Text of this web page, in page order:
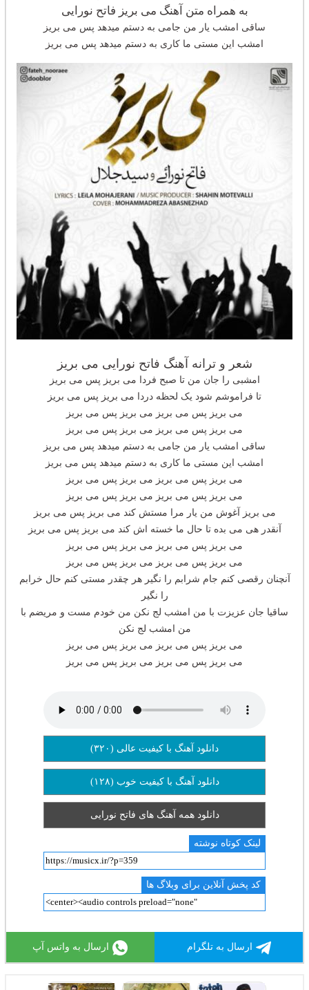
به همراه متن آهنگ می بریز فاتح نورایی
ساقی امشب یار من جامی به دستم میدهد پس می بریز
امشب این مستی ما کاری به دستم میدهد پس می بریز
شعر و ترانه آهنگ فاتح نورایی می بریز
امشبی را جان من تا صبح فردا می بریز پس می بریز
تا فراموشم شود یک لحظه دردا می بریز پس می بریز
می بریز پس می بریز می بریز پس می بریز
می بریز پس می بریز می بریز پس می بریز
ساقی امشب یار من جامی به دستم میدهد پس می بریز
امشب این مستی ما کاری به دستم میدهد پس می بریز
می بریز پس می بریز می بریز پس می بریز
می بریز پس می بریز می بریز پس می بریز
می بریز آغوش من یار مرا مستش کند می بریز پس می بریز
آنقدر هی می بده تا حال ما خسته اش کند می بریز پس می بریز
می بریز پس می بریز می بریز پس می بریز
می بریز پس می بریز می بریز پس می بریز
آنچنان رقصی کنم جام شرابم را نگیر هر چقدر مستی کنم حال خرابم
را نگیر
ساقیا جان عزیزت با من امشب لج نکن من خودم مست و مریضم با
من امشب لج نکن
می بریز پس می بریز می بریز پس می بریز
می بریز پس می بریز می بریز پس می بریز
دانلود آهنگ با کیفیت عالی (۳۲۰)
دانلود آهنگ با کیفیت خوب (۱۲۸)
دانلود همه آهنگ های فاتح نورایی
لینک کوتاه نوشته
کد پخش آنلاین برای وبلاگ ها
ارسال به تلگرام ارسال به واتس آپ